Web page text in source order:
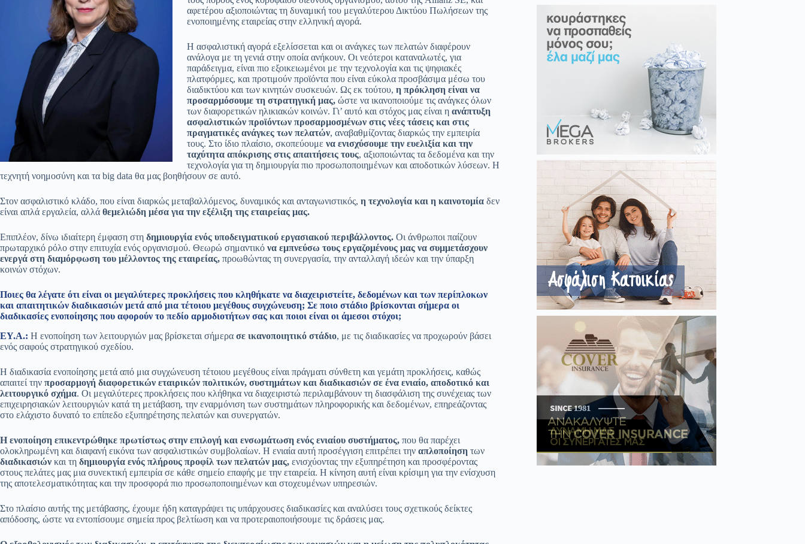
αφετέρου αξιοποιώντας τη δυναμική του μεγαλύτερου Δικτύου Πωλήσεων της
ενοποιημένης εταιρείας στην ελληνική αγορά.
H ασφαλιστική αγορά εξελίσσεται και οι ανάγκες των πελατών διαφέρουν
ανάλογα με τη γενιά στην οποία ανήκουν. Οι νεότεροι καταναλωτές, για
παράδειγμα, είναι πιο εξοικειωμένοι με την τεχνολογία και τις ψηφιακές
πλατφόρμες, και προτιμούν προϊόντα που είναι εύκολα προσβάσιμα μέσω του
διαδικτύου και των κινητών συσκευών. Ως εκ τούτου, η πρόκληση είναι να
προσαρμόσουμε τη στρατηγική μας, ώστε να ικανοποιούμε τις ανάγκες όλων
των διαφορετικών ηλικιακών κοινών. Γι’ αυτό και στόχος μας είναι η ανάπτυξη
ασφαλιστικών προϊόντων προσαρμοσμένων στις νέες τάσεις και στις
πραγματικές ανάγκες των πελατών, αναβαθμίζοντας διαρκώς την εμπειρία
τους. Στο ίδιο πλαίσιο, σκοπεύουμε να ενισχύσουμε την ευελιξία και την
ταχύτητα απόκρισης στις απαιτήσεις τους, αξιοποιώντας τα δεδομένα και την
τεχνολογία για τη δημιουργία πιο προσωποποιημένων και αποδοτικών λύσεων. Η
τεχνητή νοημοσύνη και τα big data θα μας βοηθήσουν σε αυτό.
Στον ασφαλιστικό κλάδο, που είναι διαρκώς μεταβαλλόμενος, δυναμικός και ανταγωνιστικός, η τεχνολογία και η καινοτομία δεν
είναι απλά εργαλεία, αλλά θεμελιώδη μέσα για την εξέλιξη της εταιρείας μας.
Επιπλέον, δίνω ιδιαίτερη έμφαση στη δημιουργία ενός υποδειγματικού εργασιακού περιβάλλοντος. Οι άνθρωποι παίζουν
πρωταρχικό ρόλο στην επιτυχία ενός οργανισμού. Θεωρώ σημαντικό να εμπνεύσω τους εργαζομένους μας να συμμετάσχουν
ενεργά στη διαμόρφωση του μέλλοντος της εταιρείας, προωθώντας τη συνεργασία, την ανταλλαγή ιδεών και την ύπαρξη
κοινών στόχων.
Ποιες θα λέγατε ότι είναι οι μεγαλύτερες προκλήσεις που κληθήκατε να διαχειριστείτε, δεδομένων και των περίπλοκων
και απαιτητικών διαδικασιών μετά από μια τέτοιου μεγέθους συγχώνευση; Σε ποιο στάδιο βρίσκονται σήμερα οι
διαδικασίες ενοποίησης που αφορούν το πεδίο αρμοδιοτήτων σας και ποιοι είναι οι άμεσοι στόχοι;
ΕΥ.Α.: Η ενοποίηση των λειτουργιών μας βρίσκεται σήμερα σε ικανοποιητικό στάδιο, με τις διαδικασίες να προχωρούν βάσει
ενός σαφούς στρατηγικού σχεδίου.
Η διαδικασία ενοποίησης μετά από μια συγχώνευση τέτοιου μεγέθους είναι πράγματι σύνθετη και γεμάτη προκλήσεις, καθώς
απαιτεί την προσαρμογή διαφορετικών εταιρικών πολιτικών, συστημάτων και διαδικασιών σε ένα ενιαίο, αποδοτικό και
λειτουργικό σχήμα. Oι μεγαλύτερες προκλήσεις που κλήθηκα να διαχειριστώ περιλαμβάνουν τη διασφάλιση της συνέχειας των
επιχειρησιακών λειτουργιών κατά τη μετάβαση, την εναρμόνιση των συστημάτων πληροφορικής και δεδομένων, επηρεάζοντας
στο ελάχιστο δυνατό το επίπεδο εξυπηρέτησης πελατών και συνεργατών.
Η ενοποίηση επικεντρώθηκε πρωτίστως στην επιλογή και ενσωμάτωση ενός ενιαίου συστήματος, που θα παρέχει
ολοκληρωμένη και διαφανή εικόνα των ασφαλιστικών συμβολαίων. Η ενιαία αυτή προσέγγιση επιτρέπει την απλοποίηση των
διαδικασιών και τη δημιουργία ενός πλήρους προφίλ των πελατών μας, ενισχύοντας την εξυπηρέτηση και προσφέροντας
στους πελάτες μας μια συνεκτική εμπειρία σε κάθε σημείο επαφής με την εταιρεία. Η κίνηση αυτή είναι κρίσιμη για την ενίσχυση
της αποτελεσματικότητας και την προσφορά πιο προσωποποιημένων και στοχευμένων υπηρεσιών.
Στο πλαίσιο αυτής της μετάβασης, έχουμε ήδη καταγράψει τις υπάρχουσες διαδικασίες και αναλύσει τους σχετικούς δείκτες
απόδοσης, ώστε να εντοπίσουμε σημεία προς βελτίωση και να προτεραιοποιήσουμε τις δράσεις μας.